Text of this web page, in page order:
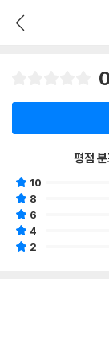
평점
10
8
6
4
2